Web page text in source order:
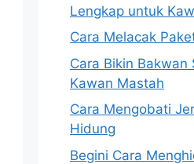
Lengkap untuk
Cara Melacak
Cara Bikin Bakwan
Kawan Mastah
Cara Mengobati
Hidung
Begini Cara